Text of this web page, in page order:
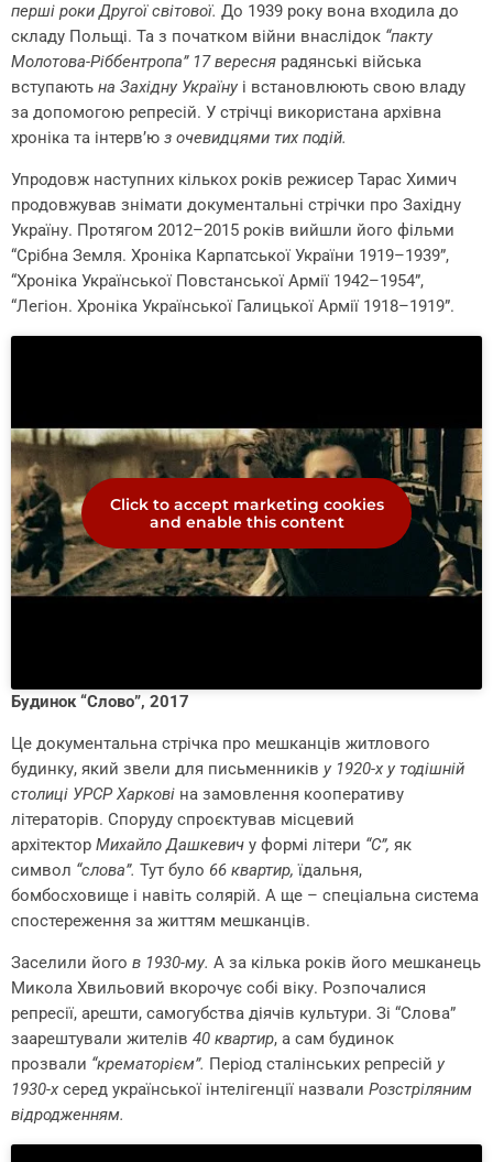
перші роки Другої світової. До 1939 року вона входила до
складу Польщі. Та з початком війни внаслідок “пакту
Молотова-Ріббентропа” 17 вересня радянські війська
вступають на Західну Україну і встановлюють свою владу
за допомогою репресій. У стрічці використана архівна
хроніка та інтерв’ю з очевидцями тих подій.
Упродовж наступних кількох років режисер Тарас Химич
продовжував знімати документальні стрічки про Західну
Україну. Протягом 2012–2015 років вийшли його фільми
“Срібна Земля. Хроніка Карпатської України 1919–1939”,
“Хроніка Української Повстанської Армії 1942–1954”,
“Легіон. Хроніка Української Галицької Армії 1918–1919”.
Click to accept marketing cookies
and enable this content
Будинок “Слово”, 2017
Це документальна стрічка про мешканців житлового
будинку, який звели для письменників у 1920-х у тодішній
столиці УРСР Харкові на замовлення кооперативу
літераторів. Споруду спроєктував місцевий
архітектор Михайло Дашкевич у формі літери “С”, як
символ “слова”. Тут було 66 квартир, їдальня,
бомбосховище і навіть солярій. А ще – спеціальна система
спостереження за життям мешканців.
Заселили його в 1930-му. А за кілька років його мешканець
Микола Хвильовий вкорочує собі віку. Розпочалися
репресії, арешти, самогубства діячів культури. Зі “Слова”
заарештували жителів 40 квартир, а сам будинок
прозвали “крематорієм”. Період сталінських репресій у
1930-х серед української інтелігенції назвали Розстріляним
відродженням.